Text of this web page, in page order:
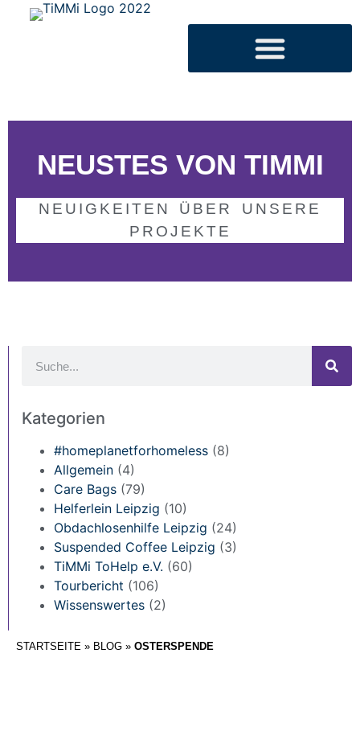
NEUSTES VON TIMMI
NEUIGKEITEN ÜBER UNSERE
PROJEKTE
STARTSEITE » BLOG » OSTERSPENDE
Kategorien
#homeplanetforhomeless (8)
Allgemein (4)
Care Bags (79)
Helferlein Leipzig (10)
Obdachlosenhilfe Leipzig (24)
Suspended Coffee Leipzig (3)
TiMMi ToHelp e.V. (60)
Tourbericht (106)
Wissenswertes (2)